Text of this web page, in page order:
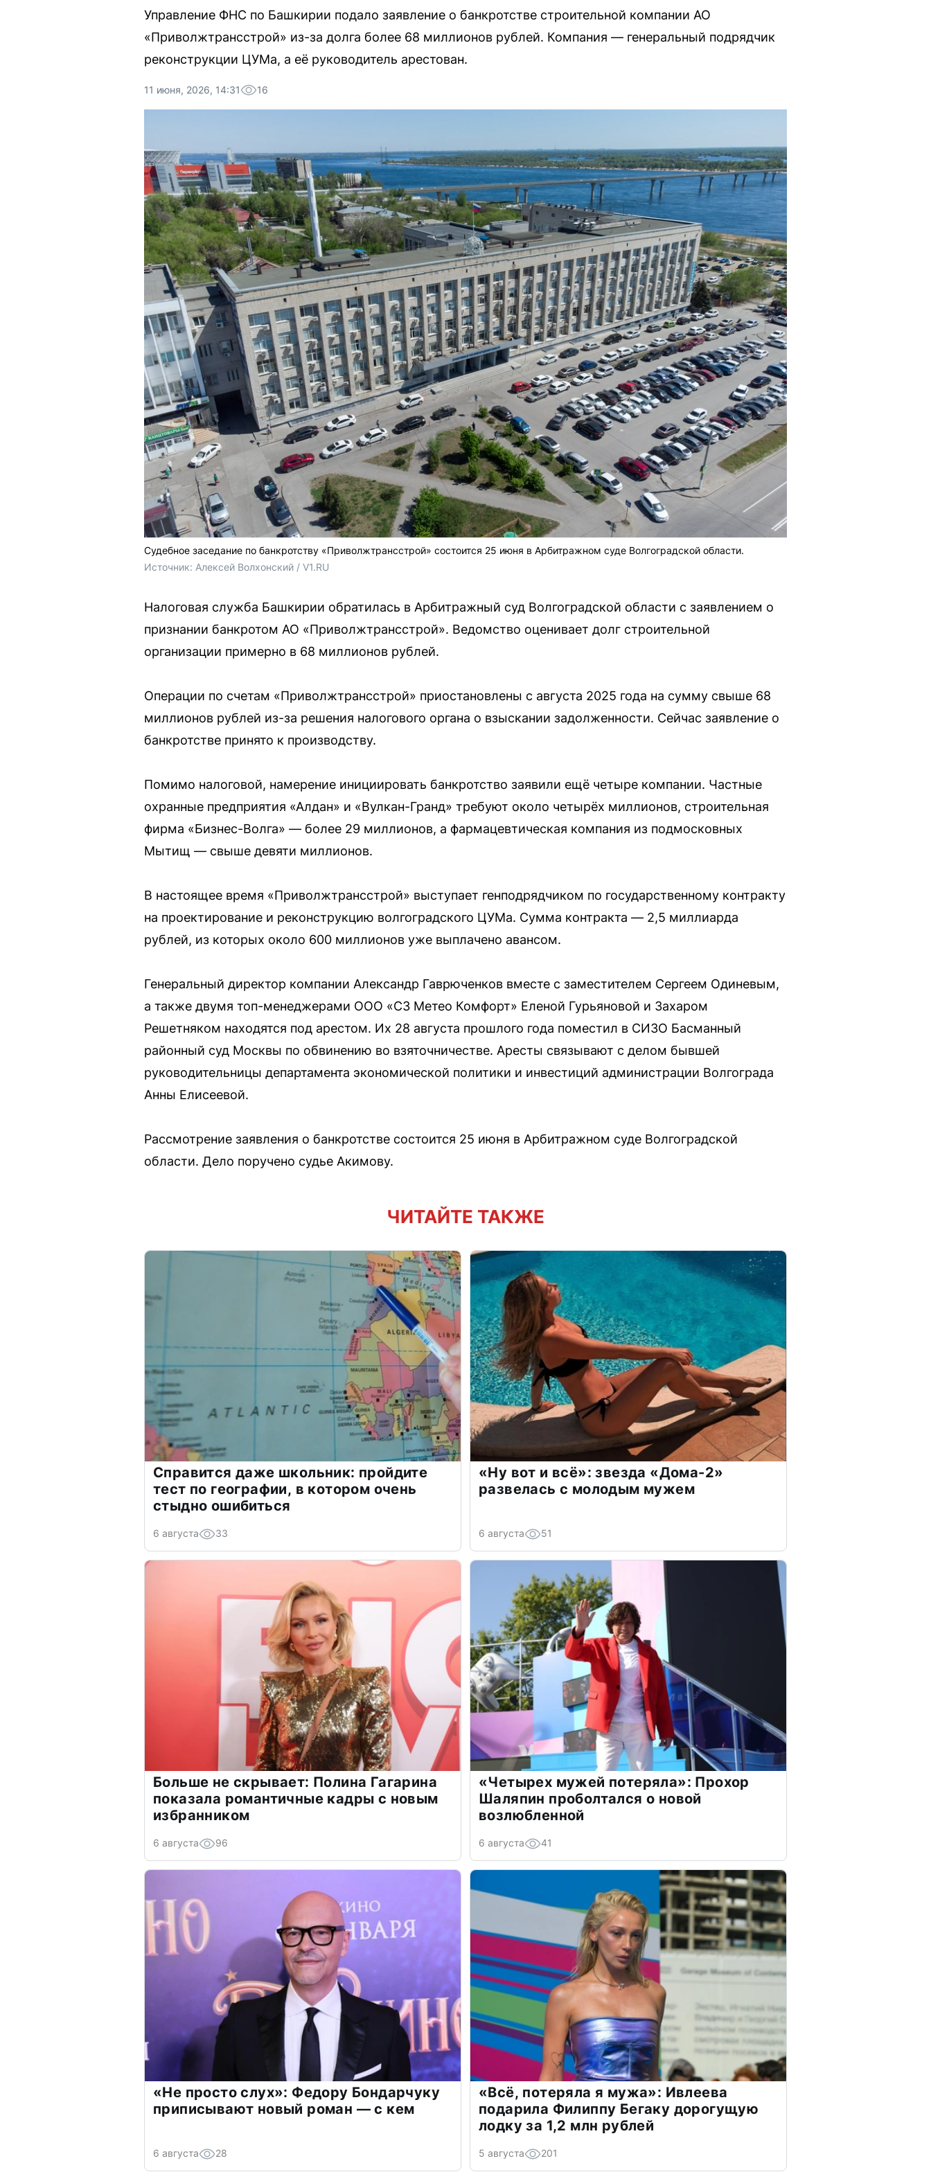
Управление ФНС по Башкирии подало заявление о банкротстве строительной компании АО
«Приволжтрансстрой» из-за долга более 68 миллионов рублей. Компания — генеральный подрядчик
реконструкции ЦУМа, а её руководитель арестован.
11 июня, 2026, 14:31 16
Судебное заседание по банкротству «Приволжтрансстрой» состоится 25 июня в Арбитражном суде Волгоградской области.
Источник: Алексей Волхонский / V1.RU
Налоговая служба Башкирии обратилась в Арбитражный суд Волгоградской области с заявлением о
признании банкротом АО «Приволжтрансстрой». Ведомство оценивает долг строительной
организации примерно в 68 миллионов рублей.
Операции по счетам «Приволжтрансстрой» приостановлены с августа 2025 года на сумму свыше 68
миллионов рублей из-за решения налогового органа о взыскании задолженности. Сейчас заявление о
банкротстве принято к производству.
Помимо налоговой, намерение инициировать банкротство заявили ещё четыре компании. Частные
охранные предприятия «Алдан» и «Вулкан-Гранд» требуют около четырёх миллионов, строительная
фирма «Бизнес-Волга» — более 29 миллионов, а фармацевтическая компания из подмосковных
Мытищ — свыше девяти миллионов.
В настоящее время «Приволжтрансстрой» выступает генподрядчиком по государственному контракту
на проектирование и реконструкцию волгоградского ЦУМа. Сумма контракта — 2,5 миллиарда
рублей, из которых около 600 миллионов уже выплачено авансом.
Генеральный директор компании Александр Гаврюченков вместе с заместителем Сергеем Одиневым,
а также двумя топ-менеджерами ООО «СЗ Метео Комфорт» Еленой Гурьяновой и Захаром
Решетняком находятся под арестом. Их 28 августа прошлого года поместил в СИЗО Басманный
районный суд Москвы по обвинению во взяточничестве. Аресты связывают с делом бывшей
руководительницы департамента экономической политики и инвестиций администрации Волгограда
Анны Елисеевой.
Рассмотрение заявления о банкротстве состоится 25 июня в Арбитражном суде Волгоградской
области. Дело поручено судье Акимову.
ЧИТАЙТЕ ТАКЖЕ
Справится даже школьник: пройдите
тест по географии, в котором очень
стыдно ошибиться
6 августа 33
«Ну вот и всё»: звезда «Дома-2»
развелась с молодым мужем
6 августа 51
Больше не скрывает: Полина Гагарина
показала романтичные кадры с новым
избранником
6 августа 96
«Четырех мужей потеряла»: Прохор
Шаляпин проболтался о новой
возлюбленной
6 августа 41
«Не просто слух»: Федору Бондарчуку
приписывают новый роман — с кем
6 августа 28
«Всё, потеряла я мужа»: Ивлеева
подарила Филиппу Бегаку дорогущую
лодку за 1,2 млн рублей
5 августа 201